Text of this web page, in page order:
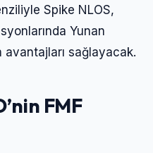
Spike NLOS,
Yunan
sağlayacak.
FMF